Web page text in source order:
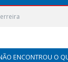
ENCONTROU O